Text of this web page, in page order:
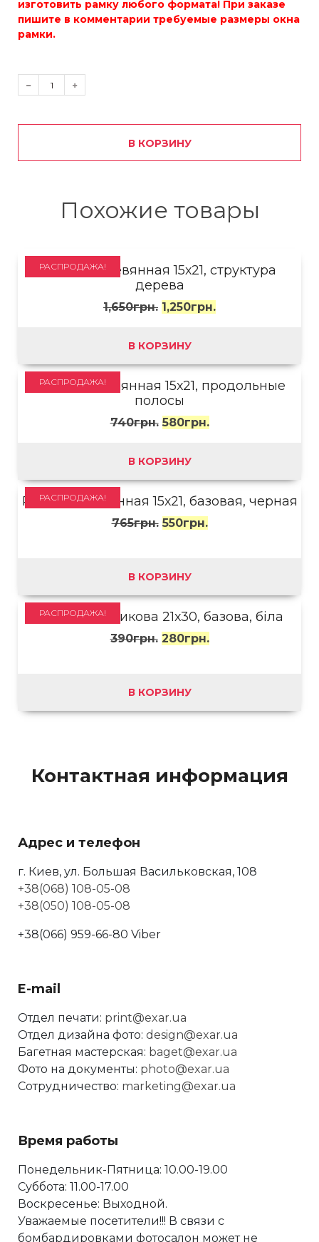
изготовить рамку любого формата! При заказе
пишите в комментарии требуемые размеры окна
рамки.
В КОРЗИНУ
Похожие товары
РАСПРОДАЖА!
Рамка деревянная 15х21, структура
дерева
1,650грн. 1,250грн.
В КОРЗИНУ
РАСПРОДАЖА!
Рамка деревянная 15х21, продольные
полосы
740грн. 580грн.
В КОРЗИНУ
РАСПРОДАЖА!
Рамка деревянная 15х21, базовая, черная
765грн. 550грн.
В КОРЗИНУ
РАСПРОДАЖА!
Рамка пластикова 21х30, базова, біла
390грн. 280грн.
В КОРЗИНУ
Контактная информация
Адрес и телефон
г. Киев, ул. Большая Васильковская, 108
+38(068) 108-05-08
+38(050) 108-05-08
+38(066) 959-66-80 Viber
E-mail
Отдел печати: print@exar.ua
Отдел дизайна фото: design@exar.ua
Багетная мастерская: baget@exar.ua
Фото на документы: photo@exar.ua
Сотрудничество: marketing@exar.ua
Время работы
Понедельник-Пятница: 10.00-19.00
Суббота: 11.00-17.00
Воскресенье: Выходной.
Уважаемые посетители!!! В связи с
бомбардировками фотосалон может не